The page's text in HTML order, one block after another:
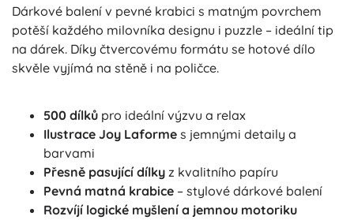
Dárkové balení v pevné krabici s matným povrchem
potěší každého milovníka designu i puzzle – ideální tip
na dárek. Díky čtvercovému formátu se hotové dílo
skvěle vyjímá na stěně i na poličce.
500 dílků pro ideální výzvu a relax
Ilustrace Joy Laforme s jemnými detaily a
barvami
Přesně pasující dílky z kvalitního papíru
Pevná matná krabice – stylové dárkové balení
Rozvíjí logické myšlení a jemnou motoriku